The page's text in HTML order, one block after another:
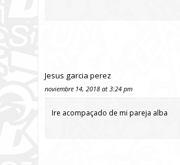
Jesus garcia perez
noviembre 14, 2018 at 3:24 pm
Ire acompaçado de mi pareja alba